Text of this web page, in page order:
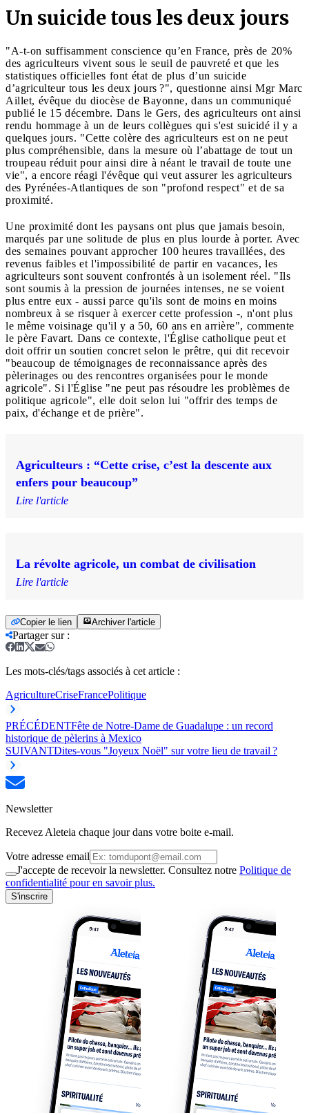
Un suicide tous les deux jours
"A-t-on suffisamment conscience qu’en France, près de 20%
des agriculteurs vivent sous le seuil de pauvreté et que les
statistiques officielles font état de plus d’un suicide
d’agriculteur tous les deux jours ?", questionne ainsi Mgr Marc
Aillet, évêque du diocèse de Bayonne, dans un communiqué
publié le 15 décembre. Dans le Gers, des agriculteurs ont ainsi
rendu hommage à un de leurs collègues qui s'est suicidé il y a
quelques jours. "Cette colère des agriculteurs est on ne peut
plus compréhensible, dans la mesure où l’abattage de tout un
troupeau réduit pour ainsi dire à néant le travail de toute une
vie", a encore réagi l'évêque qui veut assurer les agriculteurs
des Pyrénées-Atlantiques de son "profond respect" et de sa
proximité.
Une proximité dont les paysans ont plus que jamais besoin,
marqués par une solitude de plus en plus lourde à porter. Avec
des semaines pouvant approcher 100 heures travaillées, des
revenus faibles et l'impossibilité de partir en vacances, les
agriculteurs sont souvent confrontés à un isolement réel. "Ils
sont soumis à la pression de journées intenses, ne se voient
plus entre eux - aussi parce qu'ils sont de moins en moins
nombreux à se risquer à exercer cette profession -, n'ont plus
le même voisinage qu'il y a 50, 60 ans en arrière", commente
le père Favart. Dans ce contexte, l'Église catholique peut et
doit offrir un soutien concret selon le prêtre, qui dit recevoir
"beaucoup de témoignages de reconnaissance après des
pèlerinages ou des rencontres organisées pour le monde
agricole". Si l'Église "ne peut pas résoudre les problèmes de
politique agricole", elle doit selon lui "offrir des temps de
paix, d'échange et de prière".
Agriculteurs : “Cette crise, c’est la descente aux
enfers pour beaucoup”
Lire l'article
La révolte agricole, un combat de civilisation
Lire l'article
Copier le lien Archiver l'article
Partager sur:
Les mots-clés/tags associés à cet article :
AgricultureCriseFrancePolitique
PRÉCÉDENTFête de Notre-Dame de Guadalupe : un record
historique de pèlerins à Mexico
SUIVANTDites-vous "Joyeux Noël" sur votre lieu de travail ?
Newsletter
Recevez Aleteia chaque jour dans votre boite e-mail.
Votre adresse email
J'accepte de recevoir la newsletter. Consultez notre Politique de
confidentialité pour en savoir plus.
S'inscrire